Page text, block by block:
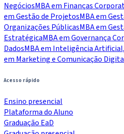
NegóciosMBA em Finanças
em Gestão de ProjetosMBA em
Organizações PúblicasMBA em
EstratégicaMBA em Governança
DadosMBA em Inteligência
em Marketing e Comunicação
Acesso rápido
Ensino presencial
Plataforma do Aluno
Graduação EaD